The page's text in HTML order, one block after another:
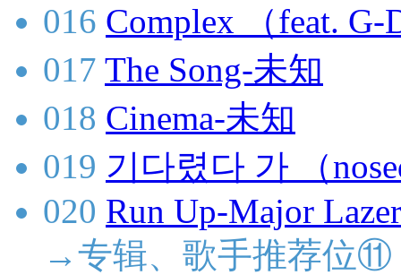
016 Complex （feat.
017 The Song-未知
018 Cinema-未知
019 기다렸다 가 （
020 Run Up-Major
→专辑、歌手推荐位⑪